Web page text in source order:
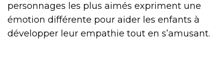
personnages les plus aimés expriment une
émotion différente pour aider les enfants à
développer leur empathie tout en s’amusant.